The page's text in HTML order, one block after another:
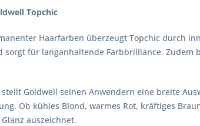
Topchic
Haarfarben überzeugt Topchic durch
sorgt für langanhaltende Farbbrilliance.
Goldwell seinen Anwendern eine breite
Ob kühles Blond, warmes Rot, kräftiges
auszeichnet.